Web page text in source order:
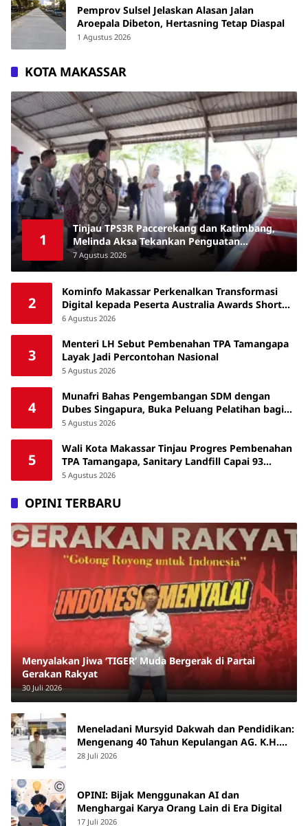
Pemprov Sulsel Jelaskan Alasan Jalan
Aroepala Dibeton, Hertasning Tetap Diaspal
1 Agustus 2026
KOTA MAKASSAR
1
Tinjau TPS3R Paccerekang dan Katimbang,
Melinda Aksa Tekankan Penguatan
Pengelolaan Sampah dari Sumber
7 Agustus 2026
2
Kominfo Makassar Perkenalkan Transformasi
Digital kepada Peserta Australia Awards Short
Course
6 Agustus 2026
3
Menteri LH Sebut Pembenahan TPA Tamangapa
Layak Jadi Percontohan Nasional
5 Agustus 2026
4
Munafri Bahas Pengembangan SDM dengan
Dubes Singapura, Buka Peluang Pelatihan bagi
ASN hingga Masyarakat
5 Agustus 2026
5
Wali Kota Makassar Tinjau Progres Pembenahan
TPA Tamangapa, Sanitary Landfill Capai 93
Persen
5 Agustus 2026
OPINI TERBARU
Menyalakan Jiwa ‘TIGER’ Muda Bergerak di Partai
Gerakan Rakyat
30 Juli 2026
Meneladani Mursyid Dakwah dan Pendidikan:
Mengenang 40 Tahun Kepulangan AG. K.H.
Yunus Martan
28 Juli 2026
OPINI: Bijak Menggunakan AI dan
Menghargai Karya Orang Lain di Era Digital
17 Juli 2026